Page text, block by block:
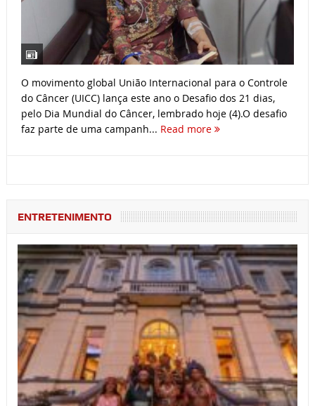
O movimento global União Internacional para o Controle
do Câncer (UICC) lança este ano o Desafio dos 21 dias,
pelo Dia Mundial do Câncer, lembrado hoje (4).O desafio
faz parte de uma campanh... Read more
ENTRETENIMENTO